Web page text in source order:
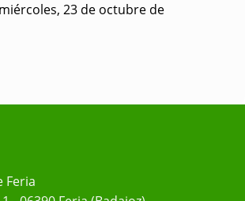
23 de octubre de
Feria